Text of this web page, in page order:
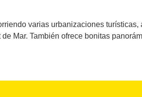
varias urbanizaciones
Mar. También ofrece bonitas